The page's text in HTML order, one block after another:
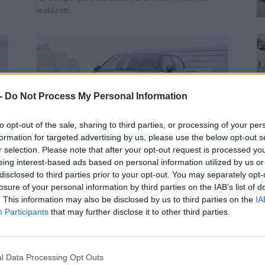
Do Not Process My Personal Information
opt-out of the sale, sharing to third parties, or processing of your
for targeted advertising by us, please use the below opt-out
selection. Please note that after your opt-out request is processed
interest-based ads based on personal information utilized by us
to third parties prior to your opt-out. You may separately
of your personal information by third parties on the IAB’s list of
This information may also be disclosed by us to third parties on the
Participants that may further disclose it to other third parties.
Data Processing Opt Outs
lealázott.
0
Elektromos autó
65 ezer elektromos Polestar
autóval bővíti járműparkját a
Hertz
e-cars.hu - 2022-04-05 0
A Hertz bejelentette, hogy akár 65 ezer tisztán
elektromos Polestar autóval növeli elektromos